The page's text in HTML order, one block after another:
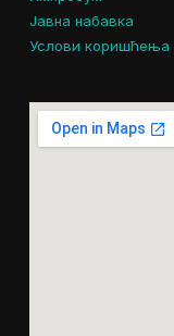
Јавна набавка
Услови коришћења